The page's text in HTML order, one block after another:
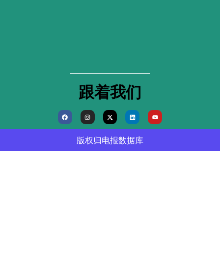
跟着我们
F
a
c
e
k
I
n
s
t
a
g
a
X
-
t
w
t
e
L
i
n
k
e
d
n
Y
o
u
t
版权归电报数据库